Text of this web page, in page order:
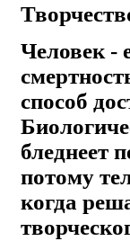
Человек -
способ
бледнеет
потому
когда